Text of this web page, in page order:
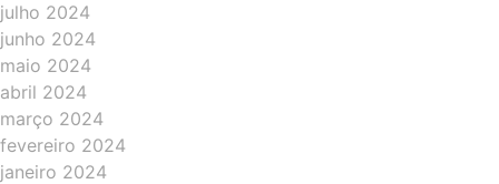
julho 2024
junho 2024
maio 2024
abril 2024
março 2024
fevereiro 2024
janeiro 2024